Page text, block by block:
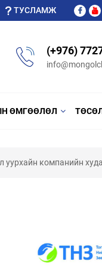
ТУСЛАМЖ
(+976)
ӨМГӨӨЛӨЛ
компанийн